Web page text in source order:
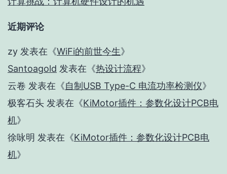
近期评论
zy 发表在《WiFi的前世今生》
Santoagold 发表在《热设计流程》
云卷 发表在《自制USB Type-C 电流功率检测仪》
极客石头 发表在《KiMotor插件：参数化设计PCB电
机》
徐咏明 发表在《KiMotor插件：参数化设计PCB电
机》